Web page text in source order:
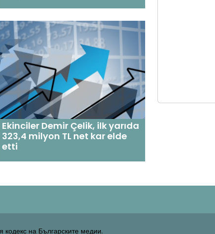
Ekinciler Demir Çelik, ilk yarıda
323,4 milyon TL net kar elde
etti
кодекс на Българските медии.